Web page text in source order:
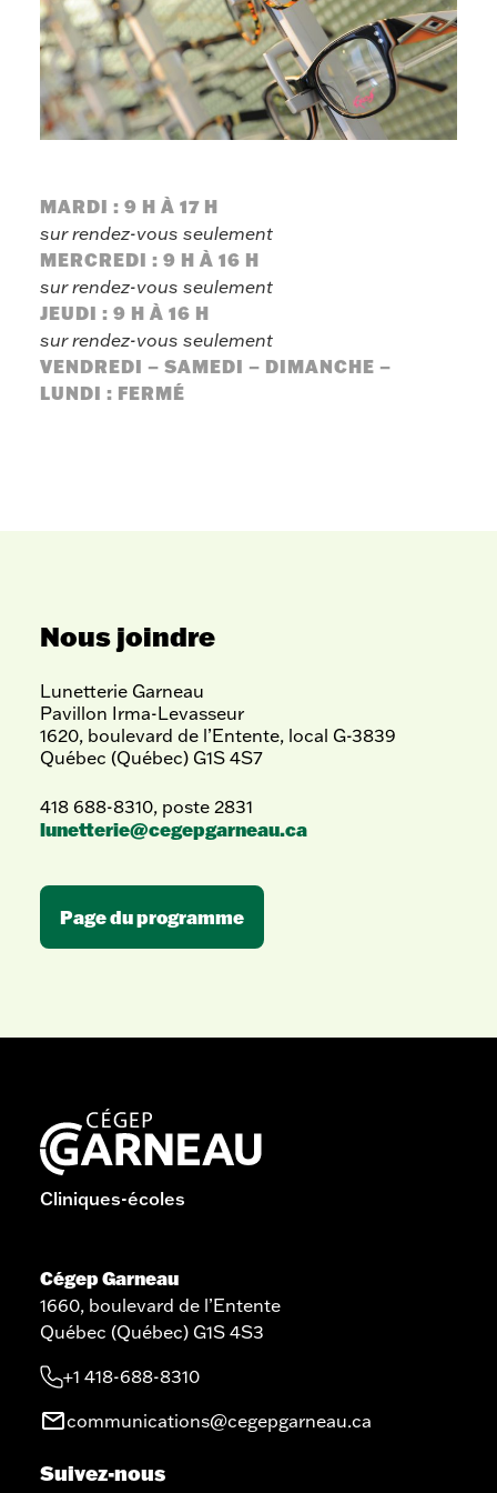
r
n
e
a
u
MARDI : 9 H À 17 H
sur rendez-vous seulement
MERCREDI : 9 H À 16 H
sur rendez-vous seulement
JEUDI : 9 H À 16 H
sur rendez-vous seulement
VENDREDI – SAMEDI – DIMANCHE –
LUNDI : FERMÉ
Nous joindre
Lunetterie Garneau
Pavillon Irma-Levasseur
1620, boulevard de l’Entente, local G-3839
Québec (Québec) G1S 4S7
418 688-8310, poste 2831
lunetterie@cegepgarneau.ca
Page du programme
Cégep Garneau
1660, boulevard de l’Entente
Québec (Québec) G1S 4S3
+1 418-688-8310
communications@cegepgarneau.ca
Suivez-nous
Cliniques-écoles